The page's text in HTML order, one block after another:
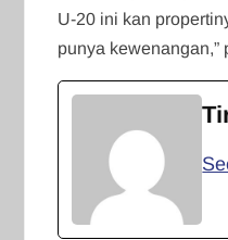
U-20 ini kan
punya